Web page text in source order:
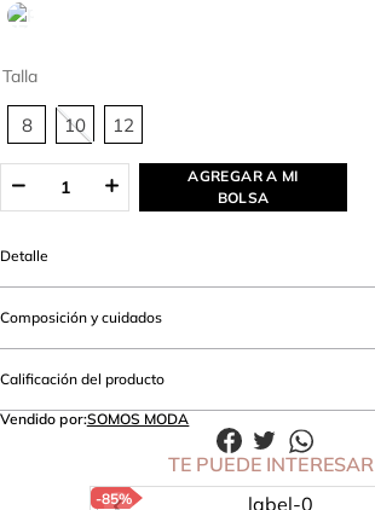
Talla
8 10 12
AGREGAR A MI
BOLSA
Detalle
Composición y cuidados
Calificación del producto
Vendido por:SOMOS MODA
TE PUEDE INTERESAR
-85%